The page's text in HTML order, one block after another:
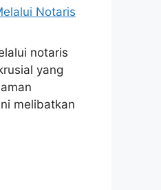
Notaris
notaris
yang
melibatkan